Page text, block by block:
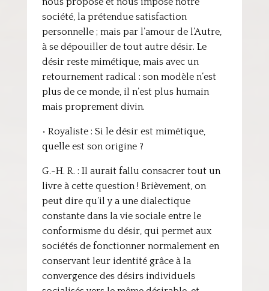
société, la prétendue satisfaction
personnelle ; mais par l’amour de l’Autre,
à se dépouiller de tout autre désir. Le
désir reste mimétique, mais avec un
retournement radical : son modèle n’est
plus de ce monde, il n’est plus humain
mais proprement divin.
• Royaliste : Si le désir est mimétique,
quelle est son origine ?
G.-H. R. : Il aurait fallu consacrer tout un
livre à cette question ! Brièvement, on
peut dire qu’il y a une dialectique
constante dans la vie sociale entre le
conformisme du désir, qui permet aux
sociétés de fonctionner normalement en
conservant leur identité grâce à la
convergence des désirs individuels